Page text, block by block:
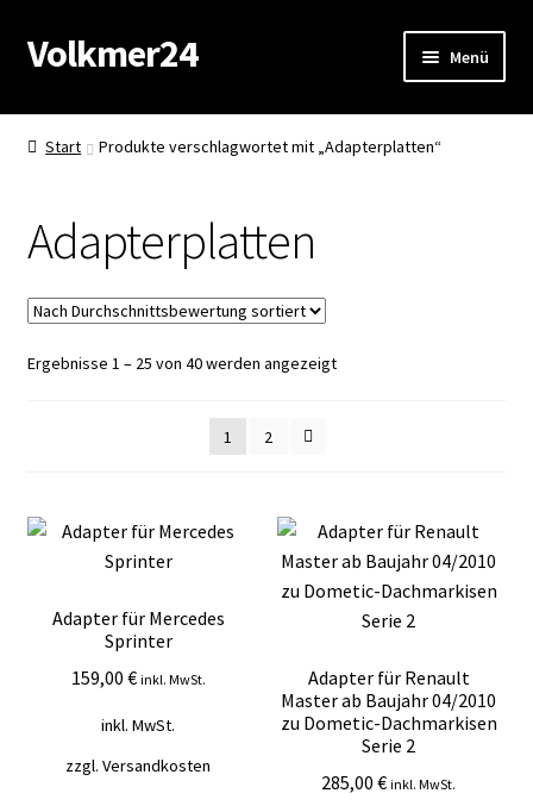
Zur
Navigation
Zum
Inhalt
Volkmer24 Menü
Start
Impressum
Datenschutz
Impressum
Mein Konto
Vertrag widerrufen
Warenkorb
Start Produkte verschlagwortet mit „Adapterplatten“
Adapterplatten
Ergebnisse 1 – 25 von 40 werden angezeigtNach
1
2
Adapter für Mercedes
Sprinter
159,00 € inkl. MwSt.
inkl. MwSt.
zzgl.Versandkosten
Adapter für Renault
Master ab Baujahr 04/2010
zu Dometic-Dachmarkisen
Serie 2
285,00€ inkl. MwSt.